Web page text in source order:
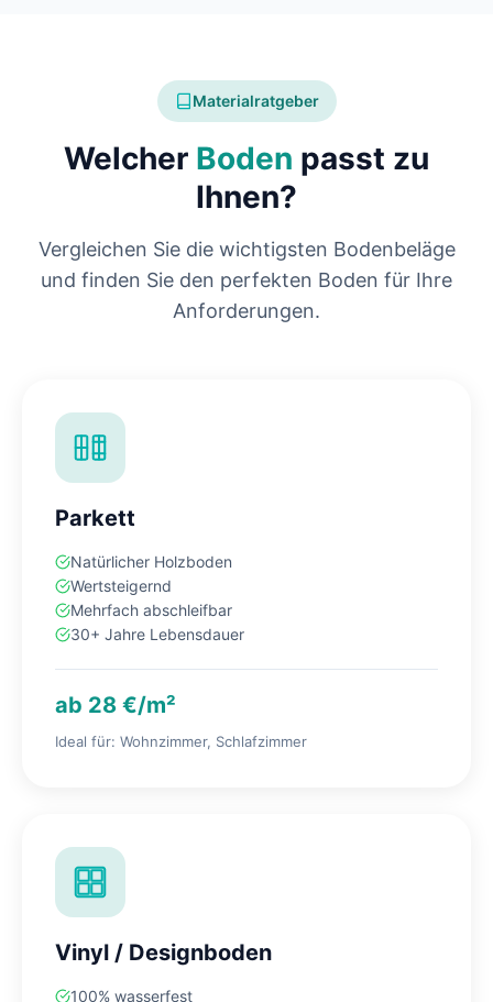
Materialratgeber
Welcher Boden passt zu
Ihnen?
Vergleichen Sie die wichtigsten Bodenbeläge
und finden Sie den perfekten Boden für Ihre
Anforderungen.
Parkett
Natürlicher Holzboden
Wertsteigernd
Mehrfach abschleifbar
30+ Jahre Lebensdauer
ab 28 €/m²
Ideal für: Wohnzimmer, Schlafzimmer
Vinyl / Designboden
100% wasserfest